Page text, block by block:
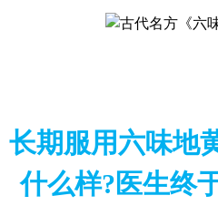
长期服用六味地
什么样?医生终